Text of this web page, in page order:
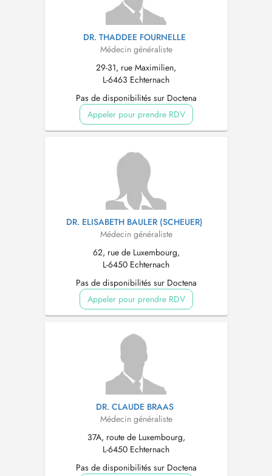
DR. THADDEE FOURNELLE
Médecin généraliste
29-31, rue Maximilien,
L-6463 Echternach
Pas de disponibilités sur Doctena
Appeler pour prendre RDV
DR. ELISABETH BAULER (SCHEUER)
Médecin généraliste
62, rue de Luxembourg,
L-6450 Echternach
Pas de disponibilités sur Doctena
Appeler pour prendre RDV
DR. CLAUDE BRAAS
Médecin généraliste
37A, route de Luxembourg,
L-6450 Echternach
Pas de disponibilités sur Doctena